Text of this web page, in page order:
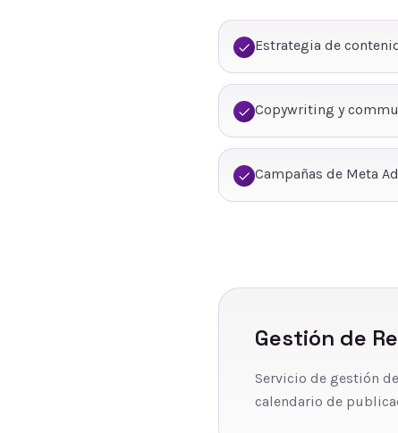
Estrategia de
Copywriting y
Campañas de Meta
Gestión de
Servicio de gestión
calendario de